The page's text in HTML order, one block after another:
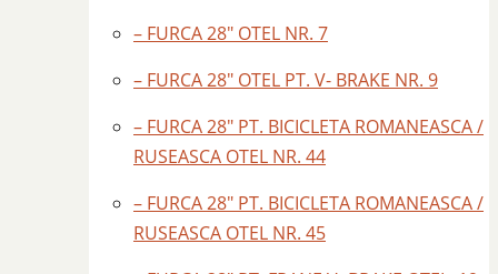
– FURCA 28″ OTEL NR. 7
– FURCA 28″ OTEL PT. V- BRAKE NR. 9
– FURCA 28″ PT. BICICLETA ROMANEASCA /
RUSEASCA OTEL NR. 44
– FURCA 28″ PT. BICICLETA ROMANEASCA /
RUSEASCA OTEL NR. 45